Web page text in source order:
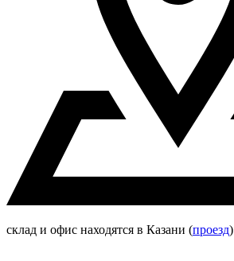
склад и офис находятся в Казани (проезд)